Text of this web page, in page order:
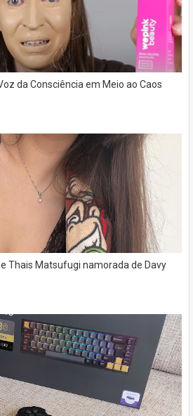
da Consciência em Meio ao Caos
Thais Matsufugi namorada de Davy